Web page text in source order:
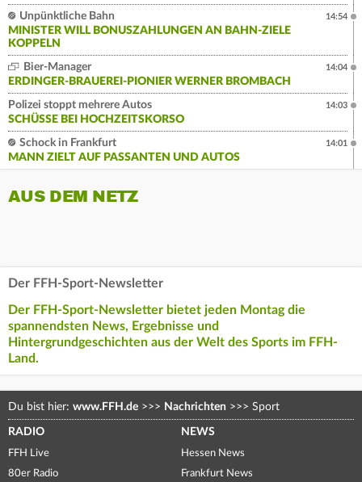
Unpünktliche Bahn
MINISTER WILL BONUSZAHLUNGEN AN BAHN-ZIELE
KOPPELN
14:54
Bier-Manager
ERDINGER-BRAUEREI-PIONIER WERNER BROMBACH
14:04
Polizei stoppt mehrere Autos
SCHÜSSE BEI HOCHZEITSKORSO
14:03
Schock in Frankfurt
MANN ZIELT AUF PASSANTEN UND AUTOS
14:01
AUS DEM NETZ
Der FFH-Sport-Newsletter
Der FFH-Sport-Newsletter bietet jeden Montag die
spannendsten News, Ergebnisse und
Hintergrundgeschichten aus der Welt des Sports im FFH-
Land.
Du bist hier: www.FFH.de >>> Nachrichten >>> Sport
RADIO
FFH Live
80er Radio
NEWS
Hessen News
Frankfurt News